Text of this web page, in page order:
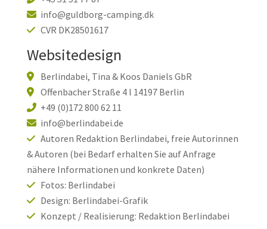
info@guldborg-camping.dk
CVR DK28501617
Websitedesign
Berlindabei, Tina & Koos Daniels GbR
Offenbacher Straße 4 l 14197 Berlin
+49 (0)172 800 62 11
info@berlindabei.de
Autoren Redaktion Berlindabei, freie Autorinnen
& Autoren (bei Bedarf erhalten Sie auf Anfrage
nähere Informationen und konkrete Daten)
Fotos: Berlindabei
Design: Berlindabei-Grafik
Konzept / Realisierung: Redaktion Berlindabei